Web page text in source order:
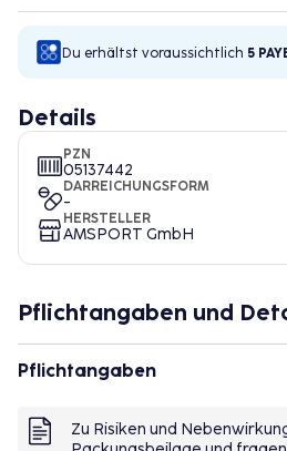
Du erhältst voraussichtlich 5
Details
PZN
05137442
DARREICHUNGSFORM
-
HERSTELLER
AMSPORT GmbH
Pflichtangaben und
Pflichtangaben
Zu Risiken und